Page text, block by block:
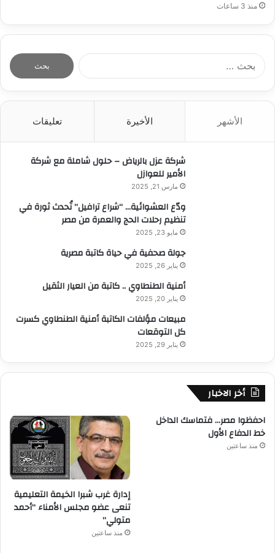
منذ 3 ساعات
الأشهر الأخيرة تعليقات
شركة عزل بالرياض – حلول شاملة مع شركة
الأمير للعوازل
مارس 21, 2025
ودّع العشوائية… “شراع ترافيل” تُحدث ثورة في
تنظيم رحلات الحج والعمرة من مصر
مايو 23, 2025
جولة صحفية في حياة كاتبة مصرية
يناير 26, 2025
أمنية الطنطاوي .. كاتبة من العيار الثقيل
يناير 20, 2025
مبيعات مؤلفات الكاتبة أمنية الطنطاوي كسرت
كل التوقعات
يناير 29, 2025
أخر الاخبار
احفظوا مصر… فتماسك الداخل
خط الدفاع الأول
منذ ساعتين
إدارة غرب شبرا الخيمة التعليمية
تنعى عضو مجلس الأمناء “أحمد
متولي”
منذ ساعتين